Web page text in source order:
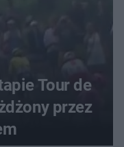
Tour de
przez